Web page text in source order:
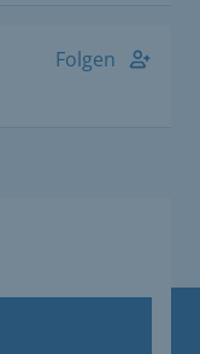
Folgen